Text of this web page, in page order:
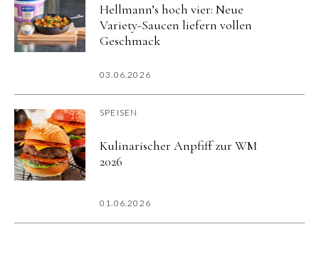
Hellmann’s hoch vier: Neue
Variety-Saucen liefern vollen
Geschmack
03.06.2026
SPEISEN
Kulinarischer Anpfiff zur WM
2026
01.06.2026